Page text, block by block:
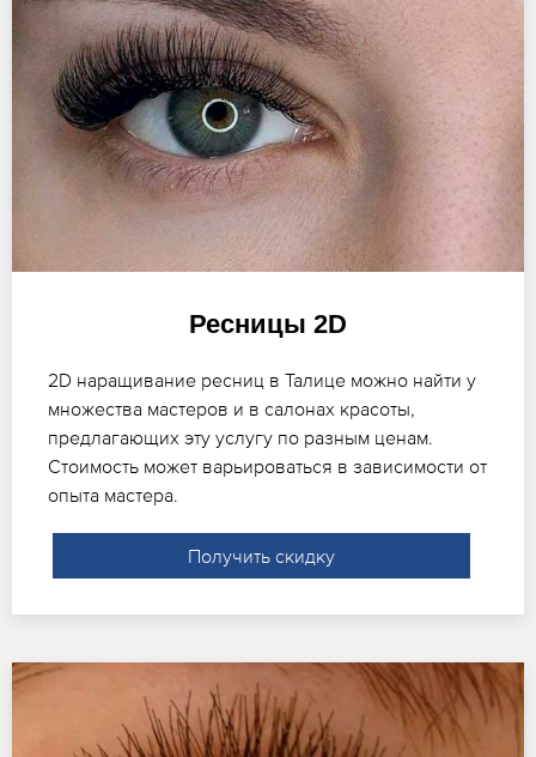
Ресницы 2D
2D наращивание ресниц в Талице можно найти у
множества мастеров и в салонах красоты,
предлагающих эту услугу по разным ценам.
Стоимость может варьироваться в зависимости от
опыта мастера.
Получить скидку